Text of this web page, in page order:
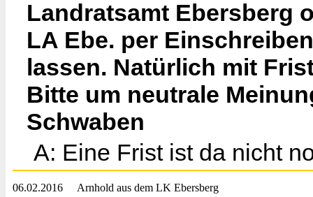
Landratsamt Ebersberg
LA Ebe. per
lassen. Natürlich mit
Bitte um neutrale
Schwaben
A: Eine Frist ist da nicht
06.02.2016 Arnhold aus dem LK Ebersberg